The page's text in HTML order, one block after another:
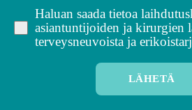
Haluan saada tietoa
asiantuntijoiden ja kirurgien
terveysneuvoista ja
LÄHETÄ